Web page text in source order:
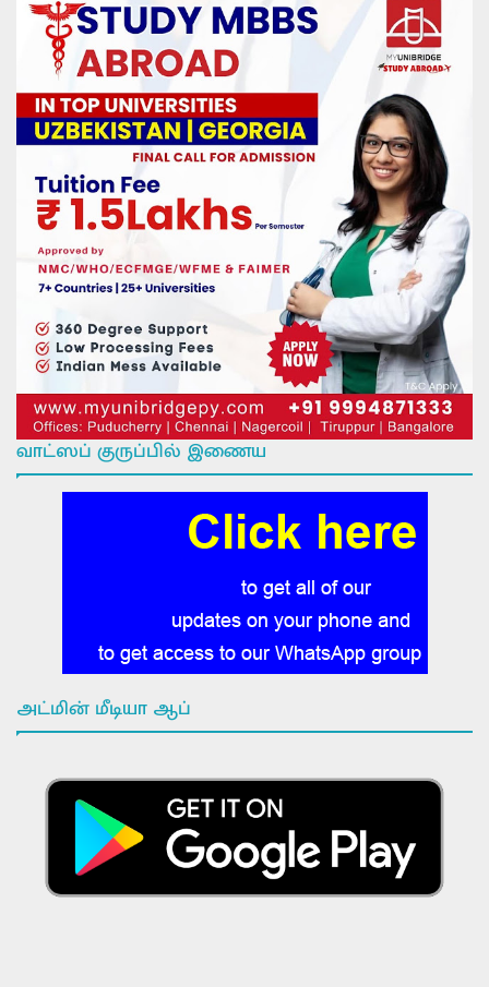
வாட்ஸப் குருப்பில் இணைய
அட்மின் மீடியா ஆப்